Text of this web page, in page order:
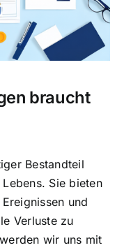
braucht
Bestandteil
Sie bieten
und
Verluste zu
wir uns mit